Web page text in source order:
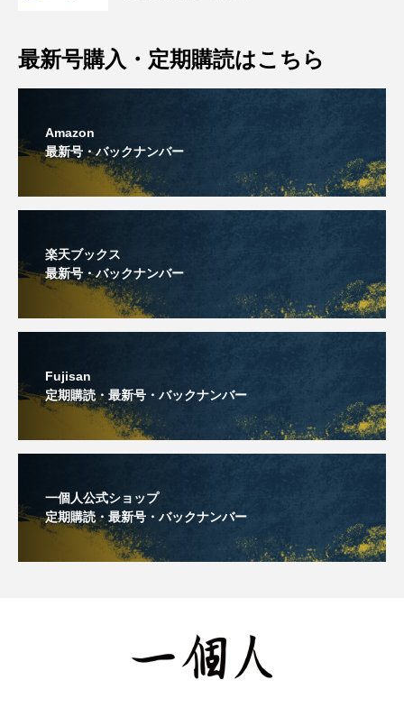
最新号購入・定期購読はこちら
Amazon
最新号・バックナンバー
楽天ブックス
最新号・バックナンバー
Fujisan
定期購読・最新号・バックナンバー
一個人公式ショップ
定期購読・最新号・バックナンバー